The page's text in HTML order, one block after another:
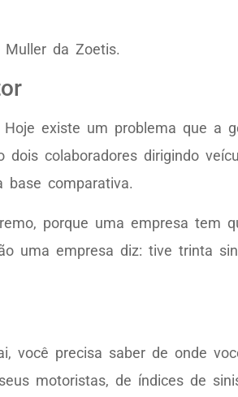
da Zoetis.
existe um problema que a
colaboradores dirigindo
comparativa.
porque uma empresa tem
uma empresa diz: tive trinta
você precisa saber de onde
motoristas, de índices de